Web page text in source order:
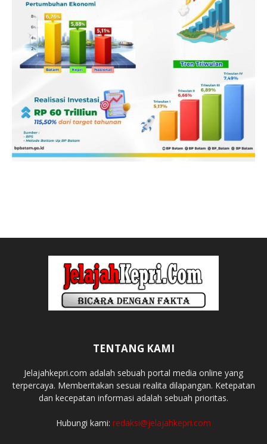
TENTANG KAMI
Jelajahkepri.com adalah sebuah portal media online yang
terpercaya. Memberitakan sesuai realita dilapangan. Ketepatan
dan kecepatan informasi adalah sebuah prioritas.
Hubungi kami: redaksi@jelajahkepri.com